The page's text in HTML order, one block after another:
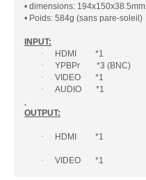
• dimensions: 194x150x38.5mm
• Poids: 584g (sans pare-soleil)
INPUT:
·
HDMI *1
·
YPBPr *3 (BNC)
·
VIDEO *1
·
AUDIO *1
OUTPUT:
· HDMI *1
· VIDEO *1